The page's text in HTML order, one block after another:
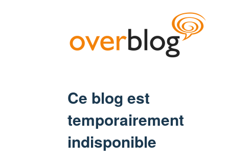
Ce blog est
temporairement
indisponible